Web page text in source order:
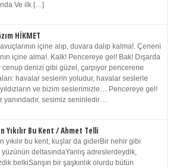
Ve ilk […]
HİKMET
içine alıp, duvara dalıp kalma!. Çeneni
içine alma!. Kalk! Pencereye gel! Bak! Dışarda
cenup denizi gibi güzel, çarpıyor pencerene
havalar seslerin yoludur, havalar seslerle
ve bizim seslerimizle… Pencereye gel!
yanındadır, sesimiz seninledir…
Yıkılır Bu Kent / Ahmet Telli
yıkılır bu kent, kuşlar da giderBir nehir gibi
yüzünün deltasındaYanlış adreslerdeydik,
belkiSarışın bir şaşkınlık olurdu bütün